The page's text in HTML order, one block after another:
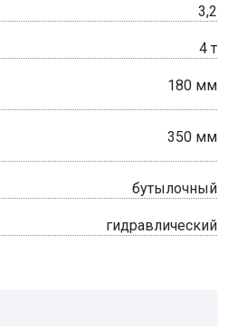
3,2
4 т
180 мм
350 мм
бутылочный
гидравлический